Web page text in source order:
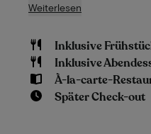
Weiterlesen
Inklusive
Inklusive
À-la-carte-
Später Check-out